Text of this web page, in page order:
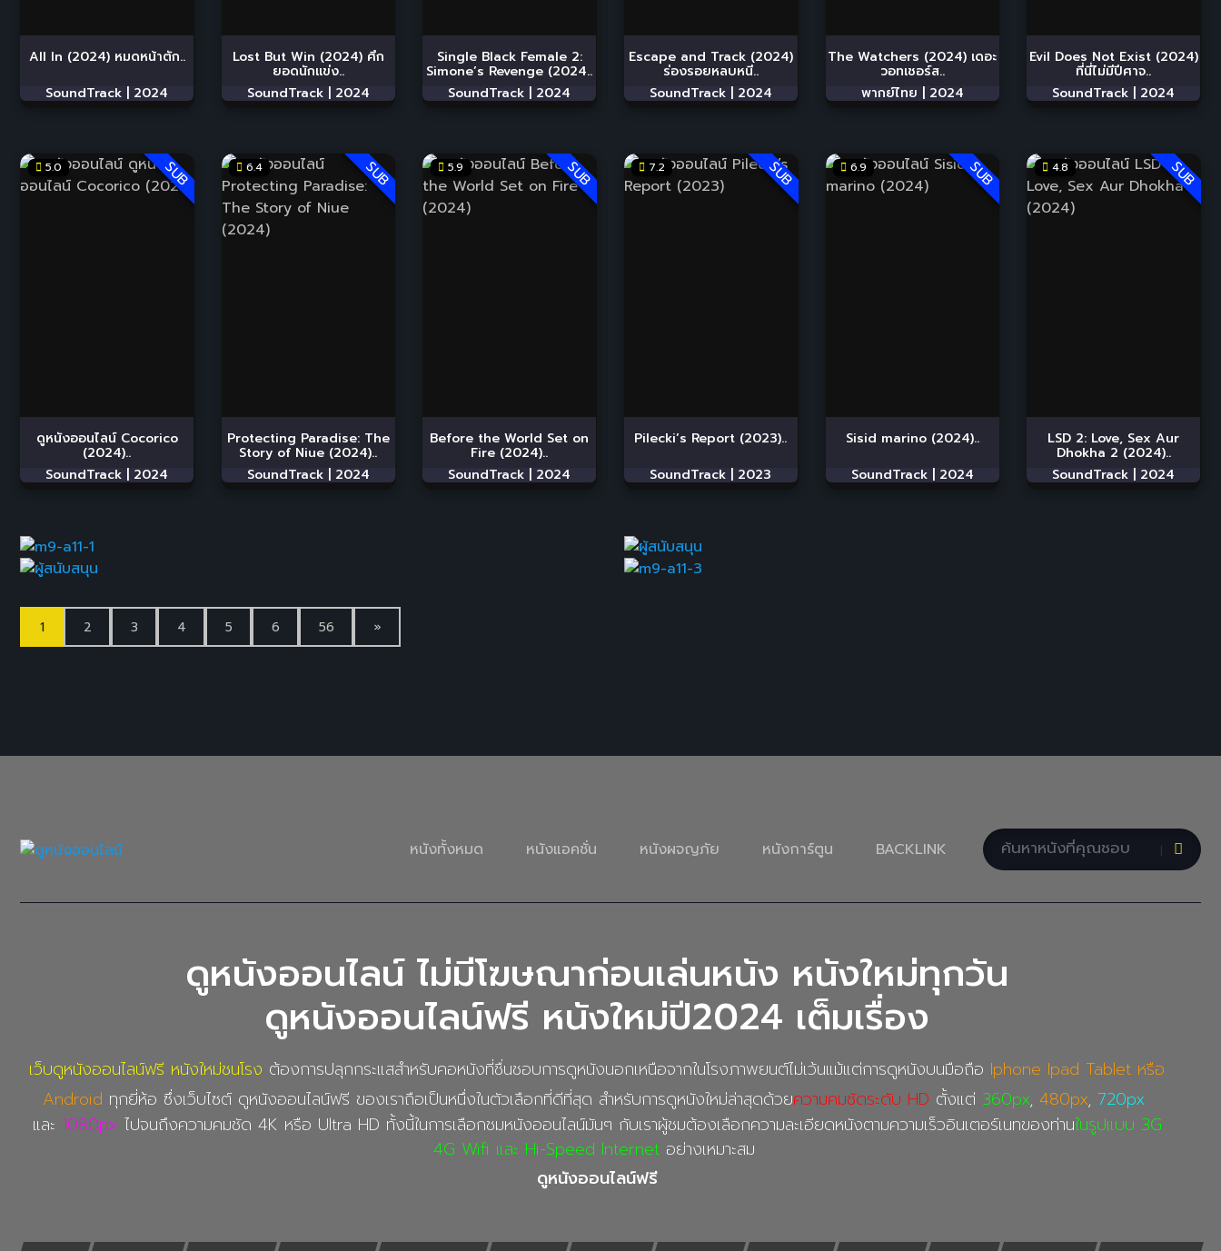
All In (2024) หมดหน้าตัก..
SoundTrack | 2024
Lost But Win (2024) ศึก
ยอดนักแข่ง..
SoundTrack | 2024
Single Black Female 2:
Simone’s Revenge (2024..
SoundTrack | 2024
Escape and Track (2024)
ร่องรอยหลบหนี..
SoundTrack | 2024
The Watchers (2024) เดอะ
วอทเชอร์ส..
พากย์ไทย | 2024
Evil Does Not Exist (2024)
ที่นี่ไม่มีปีศาจ..
SoundTrack | 2024
SUB
5.0
ดูหนังออนไลน์ Cocorico
(2024)..
SoundTrack | 2024
SUB
6.4
Protecting Paradise: The
Story of Niue (2024)..
SoundTrack | 2024
SUB
5.9
Before the World Set on
Fire (2024)..
SoundTrack | 2024
SUB
7.2
Pilecki’s Report (2023)..
SoundTrack | 2023
SUB
6.9
Sisid marino (2024)..
SoundTrack | 2024
SUB
4.8
LSD 2: Love, Sex Aur
Dhokha 2 (2024)..
SoundTrack | 2024
1 2 3 4 5 6 56 »
หนังทั้งหมด หนังแอคชั่น หนังผจญภัย หนังการ์ตูน BACKLINK
ดูหนังออนไลน์ ไม่มีโฆษณาก่อนเล่นหนัง หนังใหม่ทุกวัน
ดูหนังออนไลน์ฟรี หนังใหม่ปี2024 เต็มเรื่อง
เว็บดูหนังออนไลน์ฟรี หนังใหม่ชนโรง ต้องการปลุกกระแสสำหรับคอหนังที่ชื่นชอบการดูหนังนอกเหนือจากในโรงภาพยนต์ไม่เว้นแม้แต่การดูหนังบนมือถือ Iphone Ipad Tablet หรือ
Android ทุกยี่ห้อ ซึ่งเว็บไซต์ ดูหนังออนไลน์ฟรี ของเราถือเป็นหนึ่งในตัวเลือกที่ดีที่สุด สำหรับการดูหนังใหม่ล่าสุดด้วยความคมชัดระดับ HD ตั้งแต่ 360px, 480px, 720px
และ 1080px ไปจนถึงความคมชัด 4K หรือ Ultra HD ทั้งนี้ในการเลือกชมหนังออนไลน์มันๆ กับเราผู้ชมต้องเลือกความละเอียดหนังตามความเร็วอินเตอร์เนทของท่านในรูปแบบ 3G
4G Wifi และ Hi-Speed Internetอย่างเหมาะสม
ดูหนังออนไลน์ฟรี